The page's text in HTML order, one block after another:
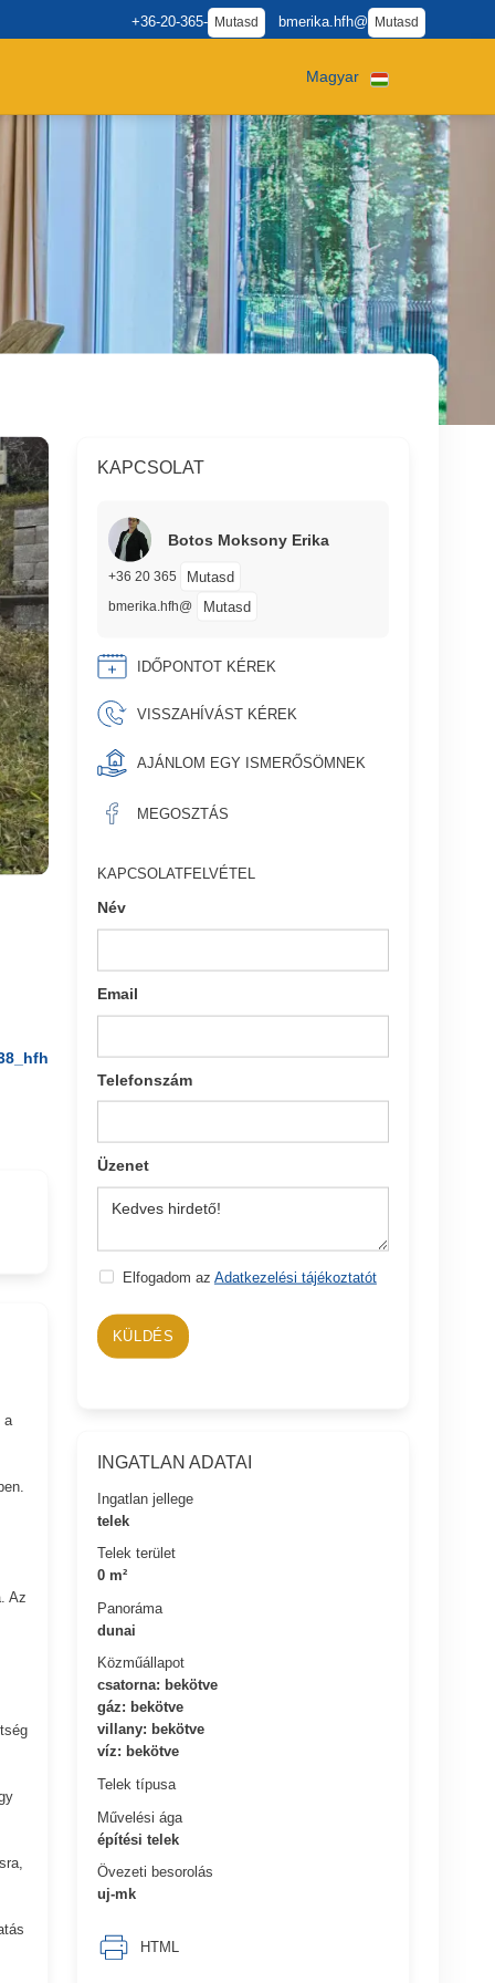
+36-20-365- Mutasd bmerika.hfh@ Mutasd
Magyar
KAPCSOLAT
Botos Moksony Erika
+36 20 365 Mutasd
bmerika.hfh@ Mutasd
IDŐPONTOT KÉREK
VISSZAHÍVÁST KÉREK
AJÁNLOM EGY ISMERŐSÖMNEK
MEGOSZTÁS
KAPCSOLATFELVÉTEL
Név
Email
Telefonszám
Üzenet
Elfogadom az Adatkezelési tájékoztatót
KÜLDÉS
INGATLAN ADATAI
Ingatlan jellege
telek
Telek terület
0 m²
Panoráma
dunai
Közműállapot
csatorna: bekötve
gáz: bekötve
villany: bekötve
víz: bekötve
Telek típusa
Művelési ága
építési telek
Övezeti besorolás
uj-mk
HTML
a
Az